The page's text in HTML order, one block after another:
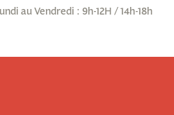
au Vendredi : 9h-12H / 14h-18h